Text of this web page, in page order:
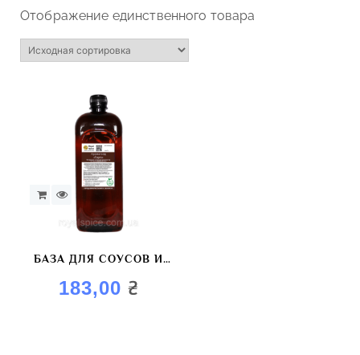
Отображение единственного товара
БАЗА ДЛЯ СОУСОВ И
МАРИНАДОВ
AROMAGOLD «ОРЕХ»
183,00 ₴